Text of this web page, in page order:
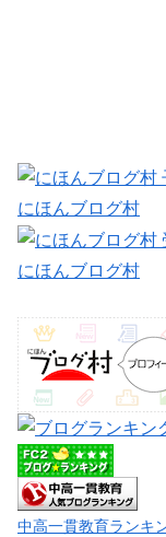
にほんブログ村
にほんブログ村
中高一貫教育ランキ